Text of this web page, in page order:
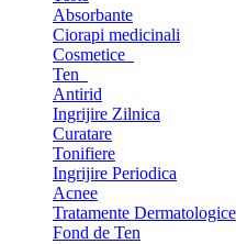
Absorbante
Ciorapi medicinali
Cosmetice
Ten
Antirid
Ingrijire Zilnica
Curatare
Tonifiere
Ingrijire Periodica
Acnee
Tratamente Dermatologice
Fond de Ten